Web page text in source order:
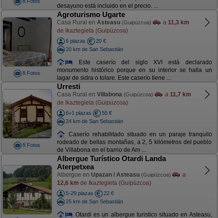
desayuno está incluido en el precio. ...
8 Fotos
Agroturismo Ugarte
Casa Rural en Asteasu (Guipúzcoa) a 11,3 km
de Ikaztegieta (Guipúzcoa)
6 plazas
20 €
20 km de San Sebastián
Este caserío del siglo XVI está declarado
monumento histórico porque en su interior se halla un
lagar de sidra o tolare. Este caserío tiene ...
8 Fotos
Urresti
Casa Rural en Villabona (Guipúzcoa) a 11,7 km
de Ikaztegieta (Guipúzcoa)
6+1 plazas
55 €
24 km de San Sebastián
Caserío rehabilitado situado en un paraje tranquilo
rodeado de bellas montañas, a 2, 5 kilómetros del pueblo
de Villabona en el barrio de Am ...
Albergue Turístico Otardi Landa
Aterpetxea
Albergue en Upazan / Asteasu (Guipúzcoa)
a
12,6 km de Ikaztegieta (Guipúzcoa)
5-29 plazas
22 €
25 km de San Sebastián
Otardi es un albergue turistico situado en Asteasu,